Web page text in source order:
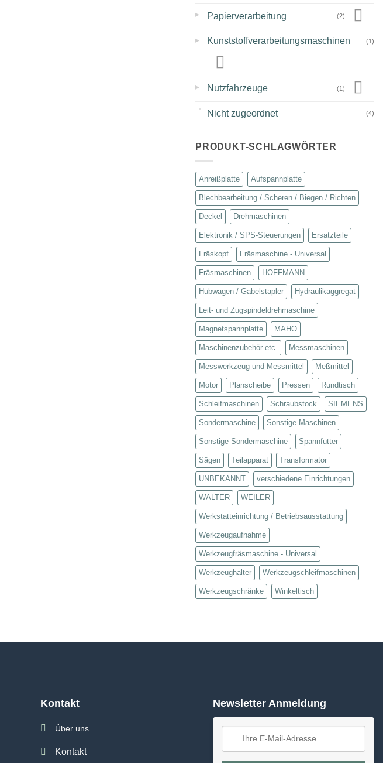
▸ Papierverarbeitung (2)
▸ Kunststoffverarbeitungsmaschinen (1)
▸ Nutzfahrzeuge (1)
Nicht zugeordnet (4)
PRODUKT-SCHLAGWÖRTER
Anreißplatte Aufspannplatte
Blechbearbeitung / Scheren / Biegen / Richten
Deckel Drehmaschinen
Elektronik / SPS-Steuerungen Ersatzteile
Fräskopf Fräsmaschine - Universal
Fräsmaschinen HOFFMANN
Hubwagen / Gabelstapler Hydraulikaggregat
Leit- und Zugspindeldrehmaschine
Magnetspannplatte MAHO
Maschinenzubehör etc. Messmaschinen
Messwerkzeug und Messmittel Meßmittel
Motor Planscheibe Pressen Rundtisch
Schleifmaschinen Schraubstock SIEMENS
Sondermaschine Sonstige Maschinen
Sonstige Sondermaschine Spannfutter
Sägen Teilapparat Transformator
UNBEKANNT verschiedene Einrichtungen
WALTER WEILER
Werkstatteinrichtung / Betriebsausstattung
Werkzeugaufnahme
Werkzeugfräsmaschine - Universal
Werkzeughalter Werkzeugschleifmaschinen
Werkzeugschränke Winkeltisch
Kontakt
Über uns
Kontakt
Newsletter Anmeldung